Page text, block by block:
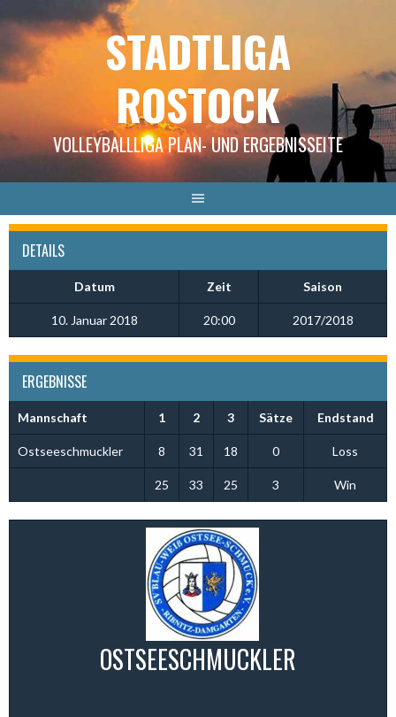
zum
Inhalt
STADTLIGA
ROSTOCK
VOLLEYBALLLIGA PLAN- UND ERGEBNISSEITE
DETAILS
Datum Zeit Saison
10. Januar 2018 20:00 2017/2018
ERGEBNISSE
Mannschaft 1 2 3 Sätze Endstand
Ostseeschmuckler 8 31 18 0 Loss
25 33 25 3 Win
OSTSEESCHMUCKLER